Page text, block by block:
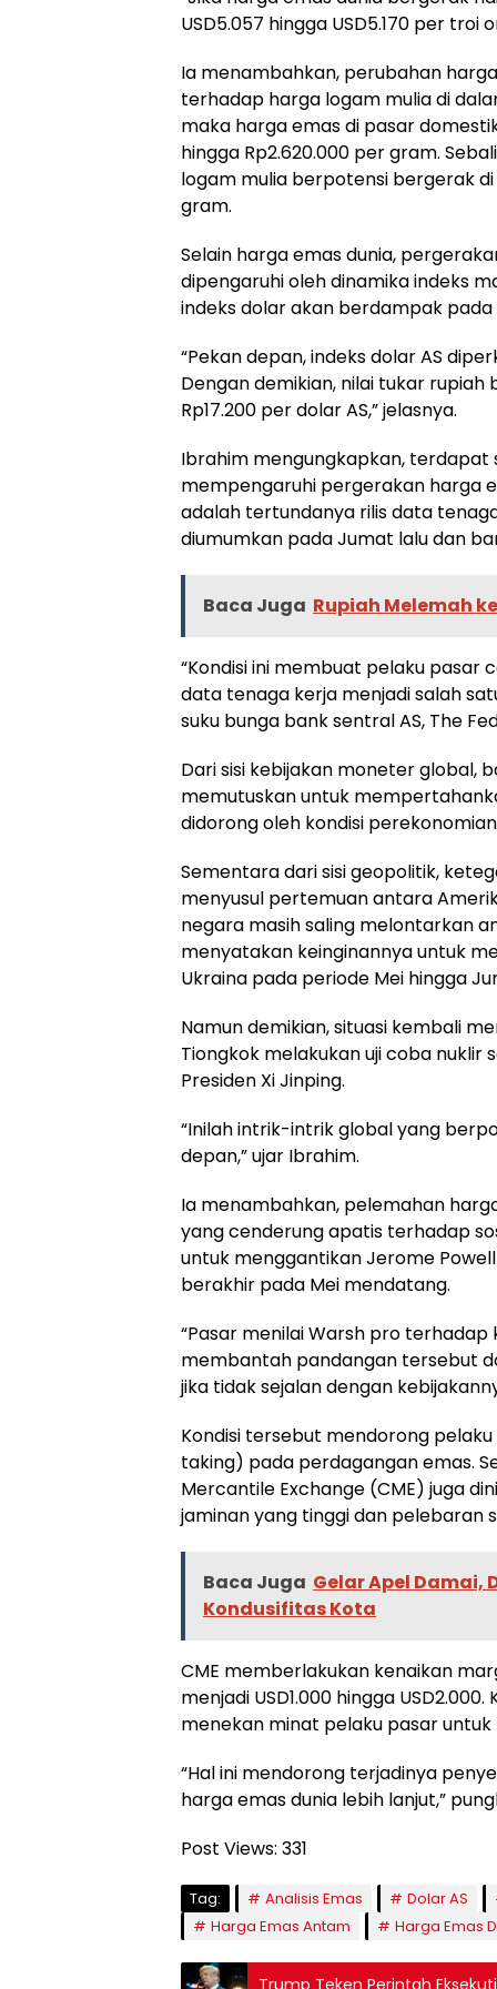
USD5.057 hingga USD5.170 per troi
Ia menambahkan, perubahan
terhadap harga logam mulia di
maka harga emas di pasar
hingga Rp2.620.000 per gram.
logam mulia berpotensi bergerak
gram.
Selain harga emas dunia,
dipengaruhi oleh dinamika indeks
indeks dolar akan berdampak
“Pekan depan, indeks dolar AS
Dengan demikian, nilai tukar rupiah
Rp17.200 per dolar AS,” jelasnya.
Ibrahim mengungkapkan,
mempengaruhi pergerakan harga
adalah tertundanya rilis data
diumumkan pada Jumat lalu dan
Baca Juga Rupiah Melemah
“Kondisi ini membuat pelaku pasar
data tenaga kerja menjadi salah
suku bunga bank sentral AS, The
Dari sisi kebijakan moneter global,
memutuskan untuk
didorong oleh kondisi
Sementara dari sisi geopolitik,
menyusul pertemuan antara
negara masih saling melontarkan
menyatakan keinginannya untuk
Ukraina pada periode Mei hingga
Namun demikian, situasi kembali
Tiongkok melakukan uji coba
Presiden Xi Jinping.
“Inilah intrik-intrik global yang
depan,” ujar Ibrahim.
Ia menambahkan, pelemahan
yang cenderung apatis terhadap
untuk menggantikan Jerome
berakhir pada Mei mendatang.
“Pasar menilai Warsh pro terhadap
membantah pandangan tersebut
jika tidak sejalan dengan
Kondisi tersebut mendorong
taking) pada perdagangan emas.
Mercantile Exchange (CME) juga
jaminan yang tinggi dan pelebaran
Baca Juga Gelar Apel Damai,
Kondusifitas Kota
CME memberlakukan kenaikan
menjadi USD1.000 hingga
menekan minat pelaku pasar
“Hal ini mendorong terjadinya
harga emas dunia lebih lanjut,”
Post Views: 331
Tag: Analisis Emas Dolar AS
Harga Emas Antam
Harga Emas
Trump Teken Perintah